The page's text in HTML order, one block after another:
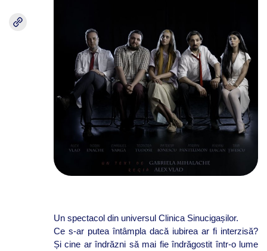
Un spectacol din universul Clinica Sinucigașilor.
Ce s-ar putea întâmpla dacă iubirea ar fi interzisă?
Și cine ar îndrăzni să mai fie îndrăgostit într-o lume